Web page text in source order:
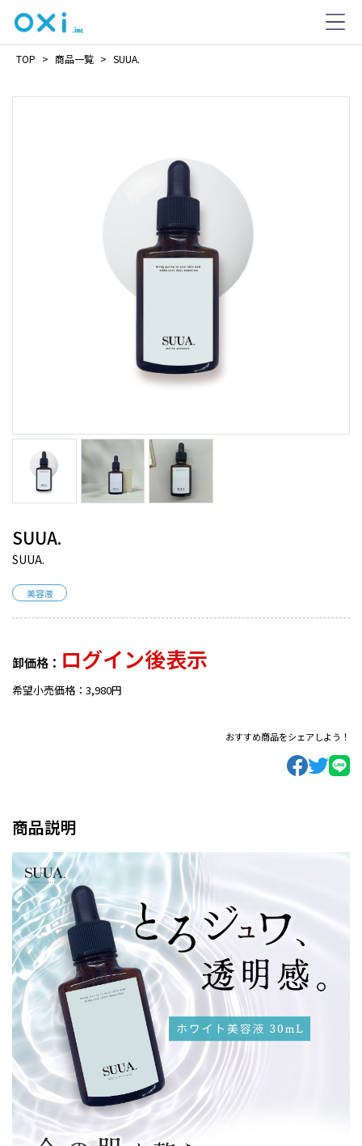
TOP > 商品一覧 > SUUA.
SUUA.
SUUA.
美容液
卸価格： ログイン後表示
希望小売価格：3,980円
おすすめ商品をシェアしよう！
商品説明